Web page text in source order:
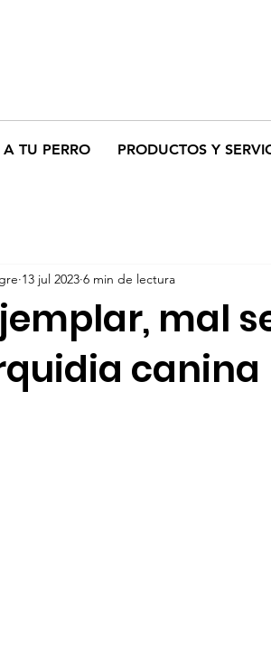
TU PERRO PRODUCTOS Y
mal
canina
13 jul 2023 6 min de lectura